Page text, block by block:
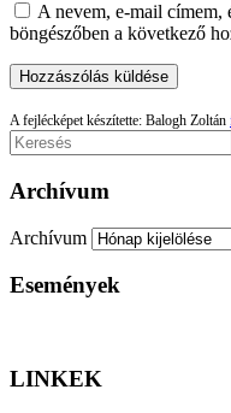
A nevem, e-mail címem,
böngészőben a következő
A fejlécképet készítette: Balogh Zoltán
Archívum
Archívum
Események
LINKEK